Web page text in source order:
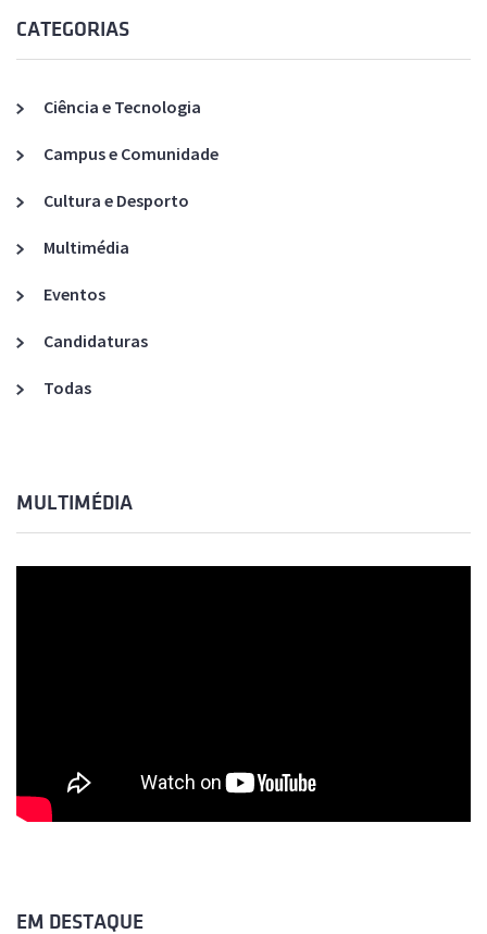
CATEGORIAS
Ciência e Tecnologia
Campus e Comunidade
Cultura e Desporto
Multimédia
Eventos
Candidaturas
Todas
MULTIMÉDIA
EM DESTAQUE